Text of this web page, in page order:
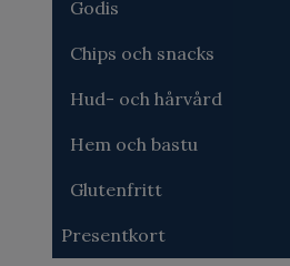
Godis
Chips och snacks
Hud- och hårvård
Hem och bastu
Glutenfritt
Presentkort